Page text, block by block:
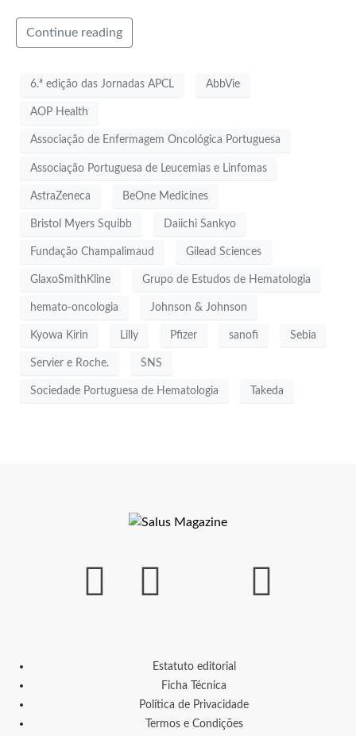
Continue reading
6.ª edição das Jornadas APCL AbbVie
AOP Health
Associação de Enfermagem Oncológica Portuguesa
Associação Portuguesa de Leucemias e Linfomas
AstraZeneca BeOne Medicines
Bristol Myers Squibb Daiichi Sankyo
Fundação Champalimaud Gilead Sciences
GlaxoSmithKline Grupo de Estudos de Hematologia
hemato-oncologia Johnson & Johnson
Kyowa Kirin Lilly Pfizer sanofi Sebia
Servier e Roche. SNS
Sociedade Portuguesa de Hematologia Takeda
Estatuto editorial
Ficha Técnica
Política de Privacidade
Termos e Condições